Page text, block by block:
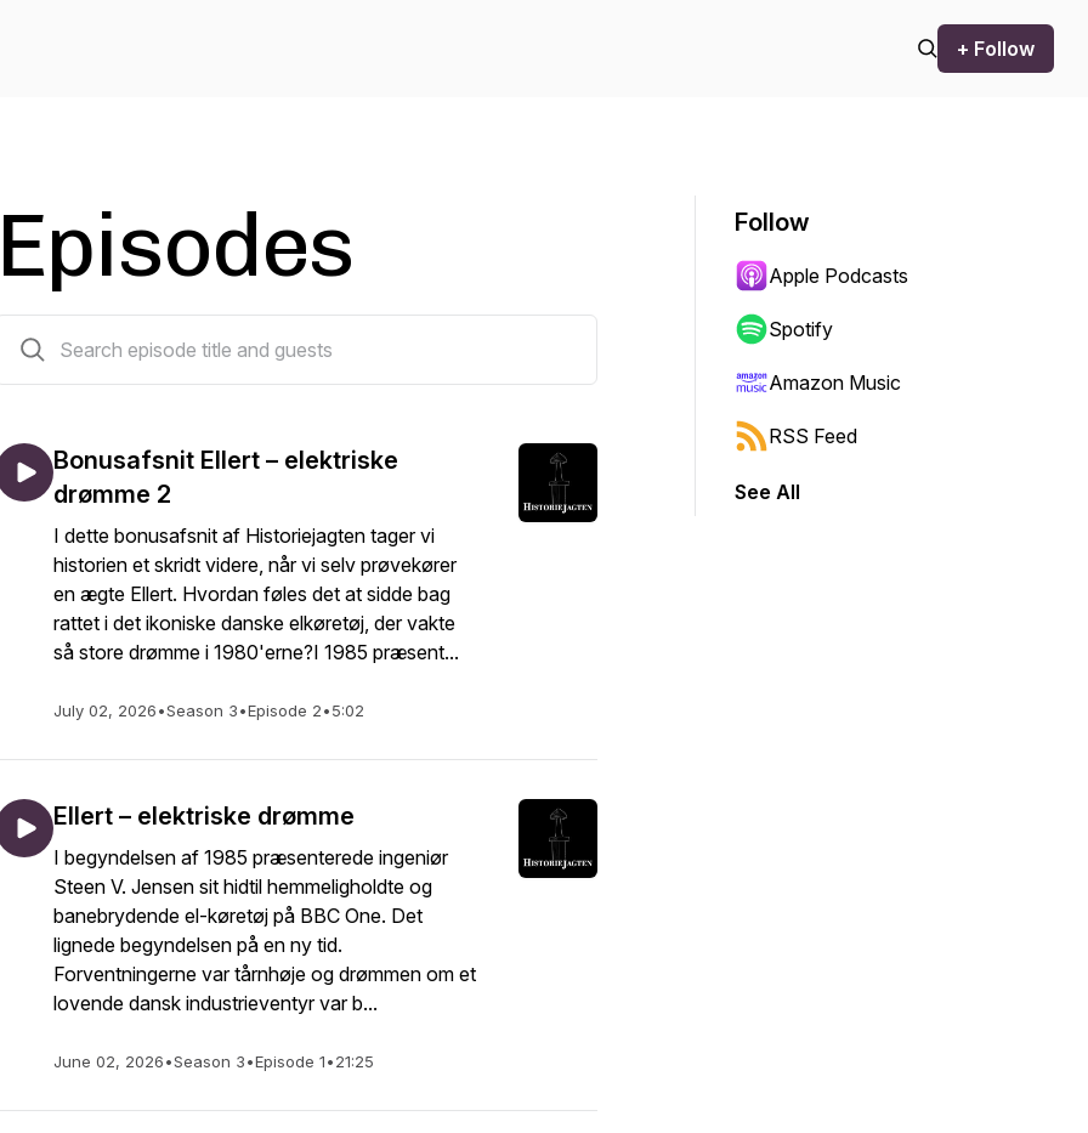
+ Follow
Episodes
Bonusafsnit Ellert – elektriske
drømme 2
I dette bonusafsnit af Historiejagten tager vi
historien et skridt videre, når vi selv prøvekører
en ægte Ellert. Hvordan føles det at sidde bag
rattet i det ikoniske danske elkøretøj, der vakte
så store drømme i 1980'erne?I 1985 præsent...
July 02, 2026•Season 3•Episode 2•5:02
Ellert – elektriske drømme
I begyndelsen af 1985 præsenterede ingeniør
Steen V. Jensen sit hidtil hemmeligholdte og
banebrydende el-køretøj på BBC One. Det
lignede begyndelsen på en ny tid.
Forventningerne var tårnhøje og drømmen om et
lovende dansk industrieventyr var b...
June 02, 2026•Season 3•Episode 1•21:25
Follow
Apple Podcasts
Spotify
Amazon Music
RSS Feed
See All